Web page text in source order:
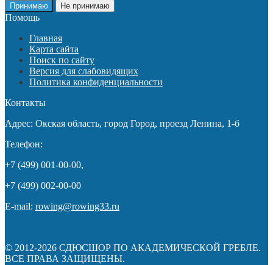
Принимаю Не принимаю
Помощь
Главная
Карта сайта
Поиск по сайту
Версия для слабовидящих
Политика конфиденциальности
Контакты
Адрес: Окская область, город Город, проезд Ленина, 1-б
Телефон:
+7 (499) 001-00-00,
+7 (499) 002-00-00
E-mail: rowing@rowing33.ru
© 2012-2026 СДЮСШОР ПО АКАДЕМИЧЕСКОЙ ГРЕБЛЕ.
ВСЕ ПРАВА ЗАЩИЩЕНЫ.